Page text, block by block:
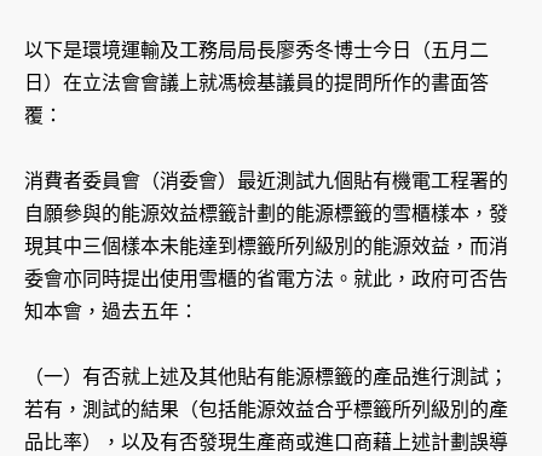
以下是環境運輸及工務局局長廖秀冬博士今日（五月二
日）在立法會會議上就馮檢基議員的提問所作的書面答
覆：
消費者委員會（消委會）最近測試九個貼有機電工程署的
自願參與的能源效益標籤計劃的能源標籤的雪櫃樣本，發
現其中三個樣本未能達到標籤所列級別的能源效益，而消
委會亦同時提出使用雪櫃的省電方法。就此，政府可否告
知本會，過去五年：
（一）有否就上述及其他貼有能源標籤的產品進行測試；
若有，測試的結果（包括能源效益合乎標籤所列級別的產
品比率），以及有否發現生產商或進口商藉上述計劃誤導